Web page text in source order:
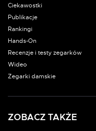
Ciekawostki
Publikacje
Rankingi
Hands-On
Recenzje i testy zegarków
Wideo
Zegarki damskie
ZOBACZ TAKŻE